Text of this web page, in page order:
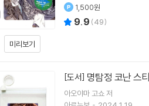
미리보기
1,500원
9.9 (49)
[도서] 명탐정 코난 스
아오야마 고쇼저